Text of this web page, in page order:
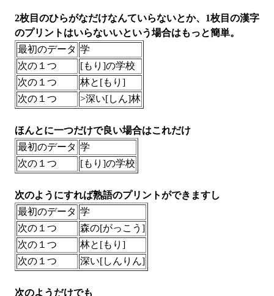
2枚目のひらがなだけなんていらないとか、1枚目の漢字
のプリントはいらないいという場合はもっと簡単。
最初のデータ 学
次の１つ
[もり]の学校
次の１つ
林と[もり]
次の１つ
>深い[しん]林
ほんとに一つだけで良い場合はこれだけ
最初のデータ 学
次の１つ
[もり]の学校
次のようにすれば熟語のプリントができますし
最初のデータ 学
次の１つ
森の[がっこう]
次の１つ
林と[もり]
次の１つ
深い[しんりん]
次のようだけでも